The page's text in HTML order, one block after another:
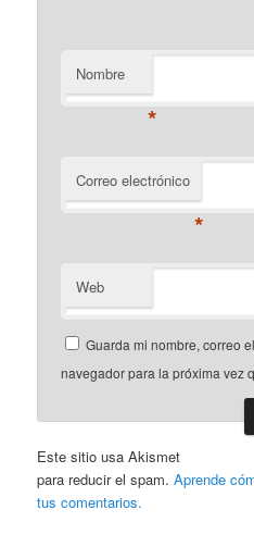
Nombre
*
Correo electrónico
*
Web
Guarda mi nombre, correo
navegador para la próxima vez
Este sitio usa Akismet
para reducir el spam.Aprende
tus comentarios.